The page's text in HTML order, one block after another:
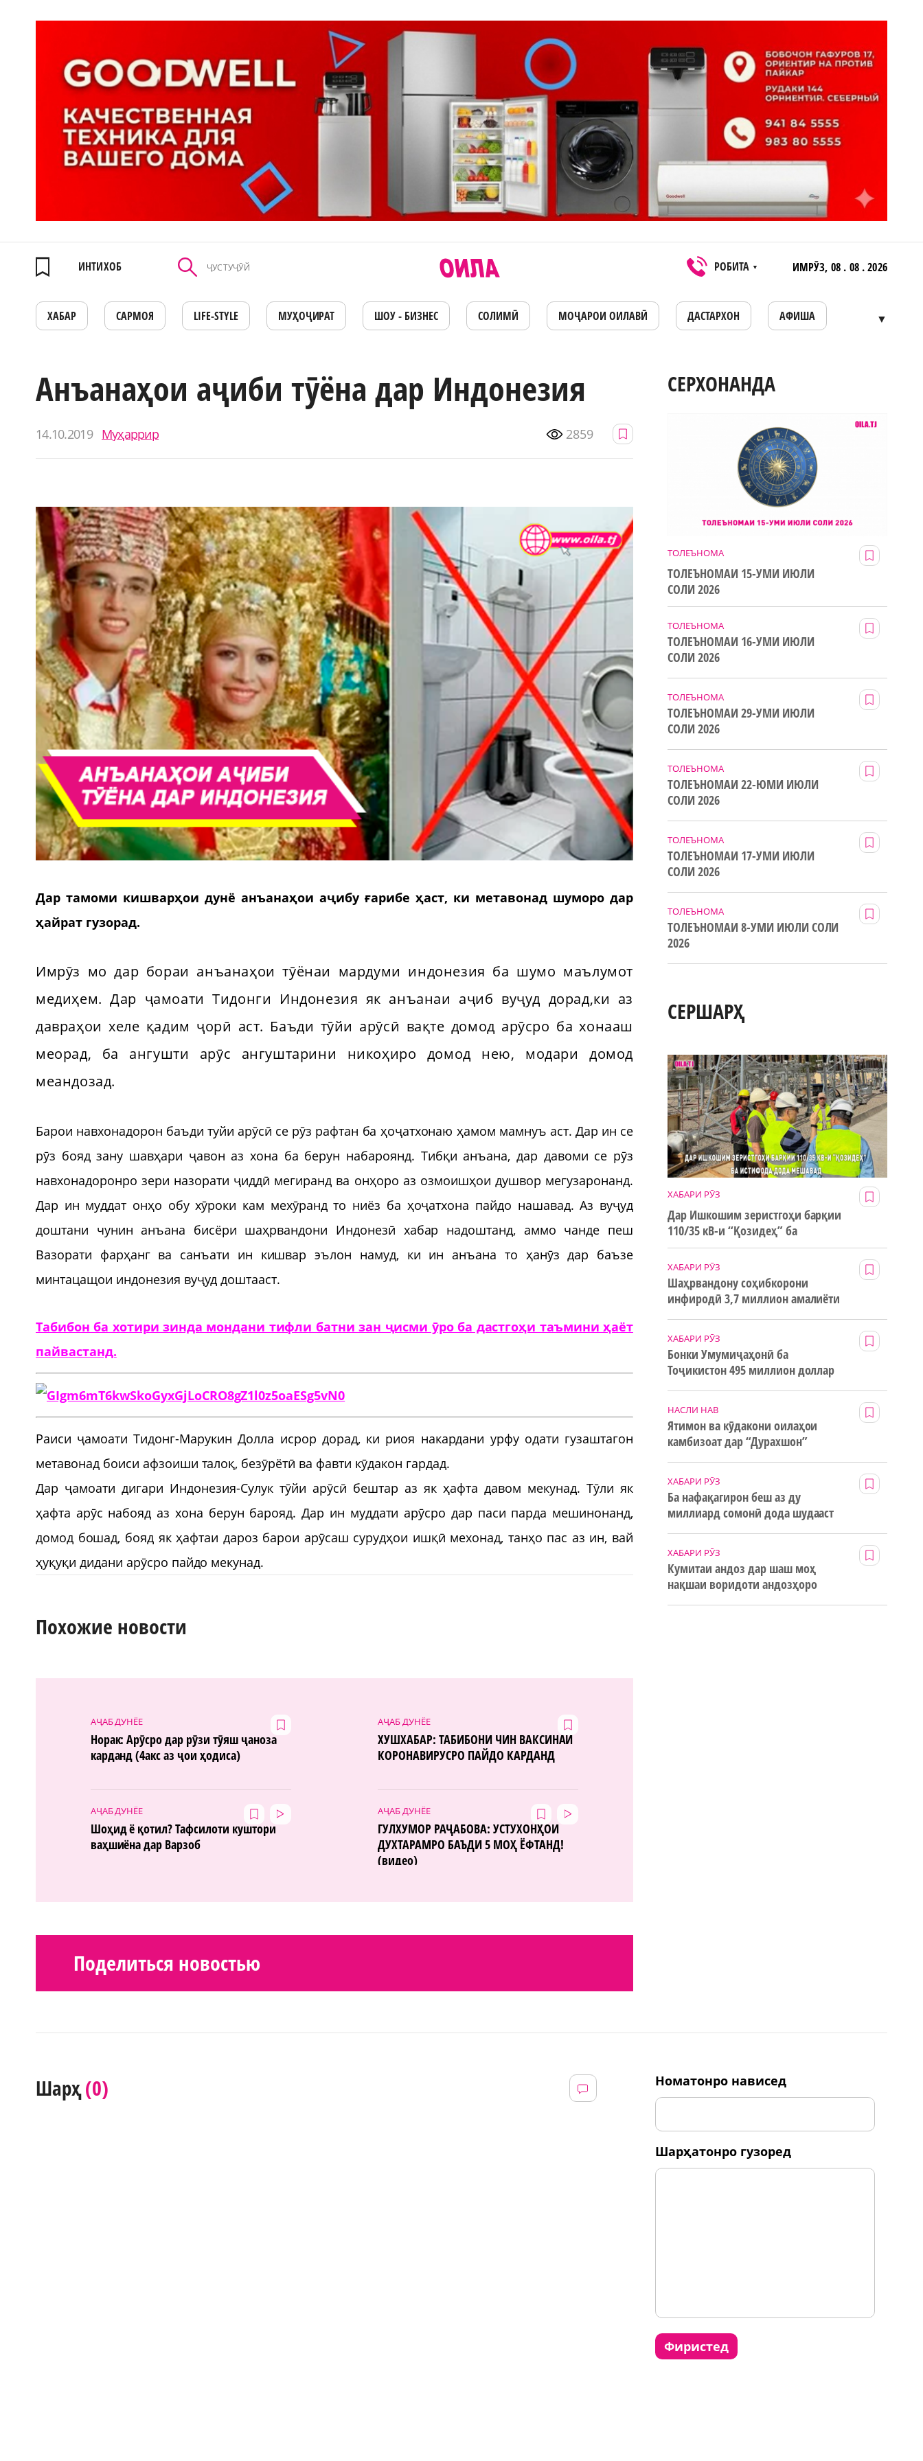
ИНТИХОБ РОБИТА ▼ ИМРӮЗ, 08 . 08 . 2026
ХАБАР САРМОЯ LIFE-STYLE МУҲОҶИРАТ ШОУ - БИЗНЕС СОЛИМӢ МОҶАРОИ ОИЛАВӢ ДАСТАРХОН АФИША ▼
Анъанаҳои аҷиби тӯёна дар Индонезия
14.10.2019 Муҳаррир 2859
Дар тамоми кишварҳои дунё анъанаҳои аҷибу ғарибе ҳаст, ки метавонад шуморо дар
ҳайрат гузорад.
Имрӯз мо дар бораи анъанаҳои тӯёнаи мардуми индонезия ба шумо маълумот
медиҳем. Дар ҷамоати Тидонги Индонезия як анъанаи аҷиб вуҷуд дорад,ки аз
давраҳои хеле қадим ҷорӣ аст. Баъди тӯйи арӯсӣ вақте домод арӯсро ба хонааш
меорад, ба ангушти арӯс ангуштарини никоҳиро домод нею, модари домод
меандозад.
Барои навхонадорон баъди туйи арӯсӣ се рӯз рафтан ба ҳоҷатхонаю ҳамом мамнуъ аст. Дар ин се
рӯз бояд зану шавҳари ҷавон аз хона ба берун набароянд. Тибқи анъана, дар давоми се рӯз
навхонадоронро зери назорати ҷиддӣ мегиранд ва онҳоро аз озмоишҳои душвор мегузаронанд.
Дар ин муддат онҳо обу хӯроки кам мехӯранд то ниёз ба ҳоҷатхона пайдо нашавад. Аз вуҷуд
доштани чунин анъана бисёри шаҳрвандони Индонезӣ хабар надоштанд, аммо чанде пеш
Вазорати фарҳанг ва санъати ин кишвар эълон намуд, ки ин анъана то ҳанӯз дар баъзе
минтацащои индонезия вуҷуд доштааст.
Табибон ба хотири зинда мондани тифли батни зан ҷисми ӯро ба дастгоҳи таъмини ҳаёт
пайвастанд.
Раиси ҷамоати Тидонг-Марукин Долла исрор дорад, ки риоя накардани урфу одати гузаштагон
метавонад боиси афзоиши талоқ, безӯрётӣ ва фавти кӯдакон гардад.
Дар ҷамоати дигари Индонезия-Сулук тӯйи арӯсӣ бештар аз як ҳафта давом мекунад. Тӯли як
ҳафта арӯс набояд аз хона берун барояд. Дар ин муддати арӯсро дар паси парда мешинонанд,
домод бошад, бояд як ҳафтаи дароз барои арӯсаш сурудҳои ишқӣ мехонад, танҳо пас аз ин, вай
ҳуқуқи дидани арӯсро пайдо мекунад.
Похожие новости
АҶАБ ДУНЁЕ
Норак: Арӯсро дар рӯзи тӯяш ҷаноза
карданд (4акс аз ҷои ҳодиса)
АҶАБ ДУНЁЕ
ХУШХАБАР: ТАБИБОНИ ЧИН ВАКСИНАИ
КОРОНАВИРУСРО ПАЙДО КАРДАНД
АҶАБ ДУНЁЕ
Шоҳид ё қотил? Тафсилоти куштори
ваҳшиёна дар Варзоб
АҶАБ ДУНЁЕ
ГУЛХУМОР РАҶАБОВА: УСТУХОНҲОИ
ДУХТАРАМРО БАЪДИ 5 МОҲ ЁФТАНД!
(видео)
Поделиться новостью
СЕРХОНАНДА
ТОЛЕЪНОМА
ТОЛЕЪНОМАИ 15-УМИ ИЮЛИ
СОЛИ 2026
ТОЛЕЪНОМА
ТОЛЕЪНОМАИ 16-УМИ ИЮЛИ
СОЛИ 2026
ТОЛЕЪНОМА
ТОЛЕЪНОМАИ 29-УМИ ИЮЛИ
СОЛИ 2026
ТОЛЕЪНОМА
ТОЛЕЪНОМАИ 22-ЮМИ ИЮЛИ
СОЛИ 2026
ТОЛЕЪНОМА
ТОЛЕЪНОМАИ 17-УМИ ИЮЛИ
СОЛИ 2026
ТОЛЕЪНОМА
ТОЛЕЪНОМАИ 8-УМИ ИЮЛИ СОЛИ
2026
СЕРШАРҲ
ХАБАРИ РӮЗ
Дар Ишкошим зеристгоҳи барқии
110/35 кВ-и “Қозидеҳ” ба
истифода дода мешавад
ХАБАРИ РӮЗ
Шаҳрвандону соҳибкорони
инфиродӣ 3,7 миллион амалиёти
ХАБАРИ РӮЗ
Бонки Умумиҷаҳонӣ ба
Тоҷикистон 495 миллион доллар
НАСЛИ НАВ
Ятимон ва кӯдакони оилаҳои
камбизоат дар “Дурахшон”
ХАБАРИ РӮЗ
Ба нафақагирон беш аз ду
миллиард сомонӣ дода шудааст
ХАБАРИ РӮЗ
Кумитаи андоз дар шаш моҳ
нақшаи воридоти андозҳоро
Шарҳ(0) номатонро нависед
шарҳатонро гузоред
фиристед